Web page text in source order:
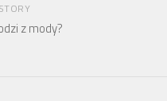
z mody?